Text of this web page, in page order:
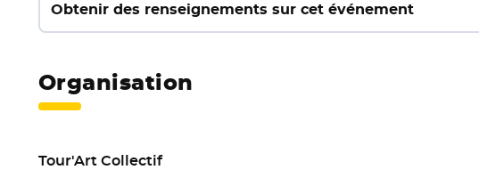
Obtenir des renseignements sur cet événement
Organisation
Tour'Art Collectif